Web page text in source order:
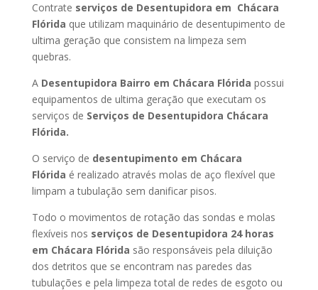
Contrate serviços de Desentupidora em Chácara
Flórida que utilizam maquinário de desentupimento de
ultima geração que consistem na limpeza sem
quebras.
A Desentupidora Bairro em Chácara Flórida possui
equipamentos de ultima geração que executam os
serviços de Serviços de Desentupidora Chácara
Flórida.
O serviço de desentupimento em Chácara
Flórida é realizado através molas de aço flexível que
limpam a tubulação sem danificar pisos.
Todo o movimentos de rotação das sondas e molas
flexíveis nos serviços de Desentupidora 24 horas
em Chácara Flórida são responsáveis pela diluição
dos detritos que se encontram nas paredes das
tubulações e pela limpeza total de redes de esgoto ou